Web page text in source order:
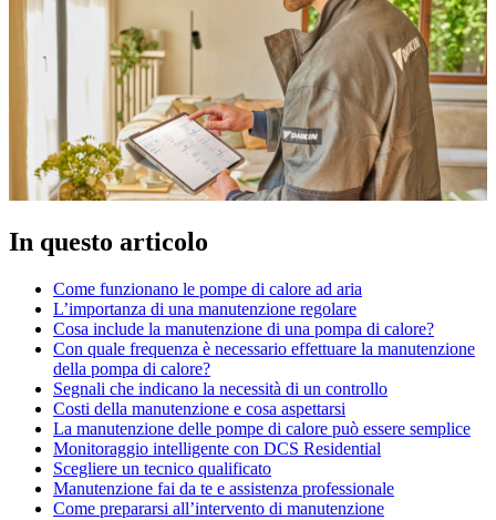
In questo articolo
Come funzionano le pompe di calore ad aria
L’importanza di una manutenzione regolare
Cosa include la manutenzione di una pompa di calore?
Con quale frequenza è necessario effettuare la manutenzione
della pompa di calore?
Segnali che indicano la necessità di un controllo
Costi della manutenzione e cosa aspettarsi
La manutenzione delle pompe di calore può essere semplice
Monitoraggio intelligente con DCS Residential
Scegliere un tecnico qualificato
Manutenzione fai da te e assistenza professionale
Come prepararsi all’intervento di manutenzione